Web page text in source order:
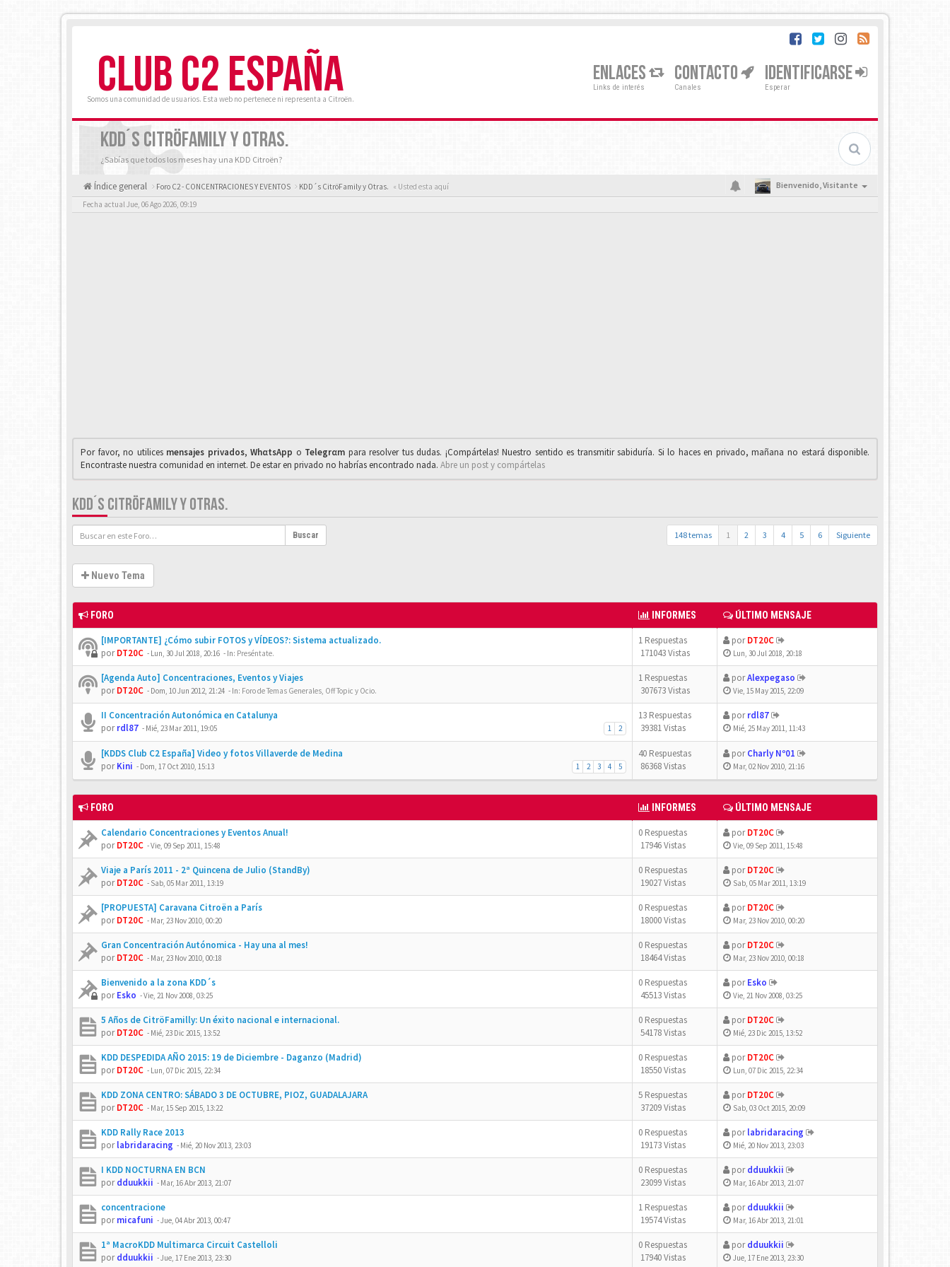
CLUB C2 ESPAÑA
Somos una comunidad de usuarios. Esta web no pertenece ni representa a Citroën.
ENLACES
Links de interés
CONTACTO
Canales
IDENTIFICARSE
Esperar
KDD´S CITRÖFAMILY Y OTRAS.
¿Sabías que todos los meses hay una KDD Citroën?
Índice general Foro C2 - CONCENTRACIONES Y EVENTOS KDD´s CitröFamily y Otras. « Usted esta aquí Bienvenido,Visitante
Fecha actual Jue, 06 Ago 2026, 09:19
Por favor, no utilices mensajes privados,WhαtsApp o Telegrαm para resolver tus dudas. ¡Compártelas! Nuestro sentido es transmitir sabiduría. Si lo haces en privado, mañana no estará disponible.
Encontraste nuestra comunidad en internet. De estar en privado no habrías encontrado nada. Abre un post y compártelas
KDD´S CITRÖFAMILY Y OTRAS.
Buscar 148 temas 1 2 3 4 5 6 Siguiente
Nuevo Tema
FORO INFORMES ÚLTIMO MENSAJE
[IMPORTANTE] ¿Cómo subir FOTOS y VÍDEOS?: Sistema actualizado.
porDT20C - Lun, 30 Jul 2018, 20:16 - In: Preséntate.
1 Respuestas
171043 Vistas
porDT20C
Lun, 30 Jul 2018, 20:18
[Agenda Auto] Concentraciones, Eventos y Viajes
porDT20C - Dom, 10 Jun 2012, 21:24 - In: Foro de Temas Generales, Off Topic y Ocio.
1 Respuestas
307673 Vistas
porAlexpegaso
Vie, 15 May 2015, 22:09
II Concentración Autonómica en Catalunya
1 2
porrdl87 - Mié, 23 Mar 2011, 19:05
13 Respuestas
39381 Vistas
porrdl87
Mié, 25 May 2011, 11:43
[KDDS Club C2 España] Video y fotos Villaverde de Medina
1 2 3 4 5
porKini - Dom, 17 Oct 2010, 15:13
40 Respuestas
86368 Vistas
porCharly Nº01
Mar, 02 Nov 2010, 21:16
FORO INFORMES ÚLTIMO MENSAJE
Calendario Concentraciones y Eventos Anual!
porDT20C -Vie, 09 Sep 2011, 15:48
0 Respuestas
17946 Vistas
porDT20C
Vie, 09 Sep 2011, 15:48
Viaje a París 2011 - 2ª Quincena de Julio (StandBy)
porDT20C - Sab, 05 Mar 2011, 13:19
0 Respuestas
19027 Vistas
porDT20C
Sab, 05 Mar 2011, 13:19
[PROPUESTA] Caravana Citroën a París
porDT20C - Mar, 23 Nov 2010, 00:20
0 Respuestas
18000 Vistas
porDT20C
Mar, 23 Nov 2010, 00:20
Gran Concentración Autónomica - Hay una al mes!
porDT20C - Mar, 23 Nov 2010, 00:18
0 Respuestas
18464 Vistas
porDT20C
Mar, 23 Nov 2010, 00:18
Bienvenido a la zona KDD´s
porEsko -Vie, 21 Nov 2008, 03:25
0 Respuestas
45513 Vistas
porEsko
Vie, 21 Nov 2008, 03:25
5 Años de CitröFamilly: Un éxito nacional e internacional.
porDT20C - Mié, 23 Dic 2015, 13:52
0 Respuestas
54178 Vistas
porDT20C
Mié, 23 Dic 2015, 13:52
KDD DESPEDIDA AÑO 2015: 19 de Diciembre - Daganzo (Madrid)
porDT20C - Lun, 07 Dic 2015, 22:34
0 Respuestas
18550 Vistas
porDT20C
Lun, 07 Dic 2015, 22:34
KDD ZONA CENTRO: SÁBADO 3 DE OCTUBRE, PIOZ, GUADALAJARA
porDT20C - Mar, 15 Sep 2015, 13:22
5 Respuestas
37209 Vistas
porDT20C
Sab, 03 Oct 2015, 20:09
KDD Rally Race 2013
porlabridaracing - Mié, 20 Nov 2013, 23:03
0 Respuestas
19173 Vistas
porlabridaracing
Mié, 20 Nov 2013, 23:03
I KDD NOCTURNA EN BCN
pordduukkii - Mar, 16 Abr 2013, 21:07
0 Respuestas
23099 Vistas
pordduukkii
Mar, 16 Abr 2013, 21:07
concentracione
pormicafuni -Jue, 04 Abr 2013, 00:47
1 Respuestas
19574 Vistas
pordduukkii
Mar, 16 Abr 2013, 21:01
1ª MacroKDD Multimarca Circuit Castelloli
pordduukkii -Jue, 17 Ene 2013, 23:30
0 Respuestas
17940 Vistas
pordduukkii
Jue, 17 Ene 2013, 23:30